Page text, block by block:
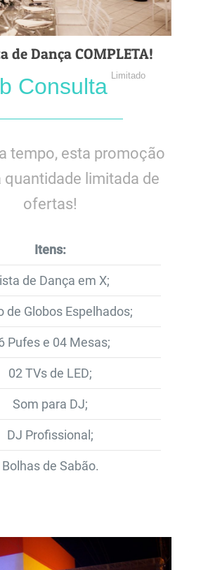
de Dança COMPLETA!
Consulta Limitado
tempo, esta promoção
quantidade limitada de
ofertas!
Itens:
de Dança em X;
de Globos Espelhados;
Pufes e 04 Mesas;
02 TVs de LED;
Som para DJ;
DJ Profissional;
Bolhas de Sabão.